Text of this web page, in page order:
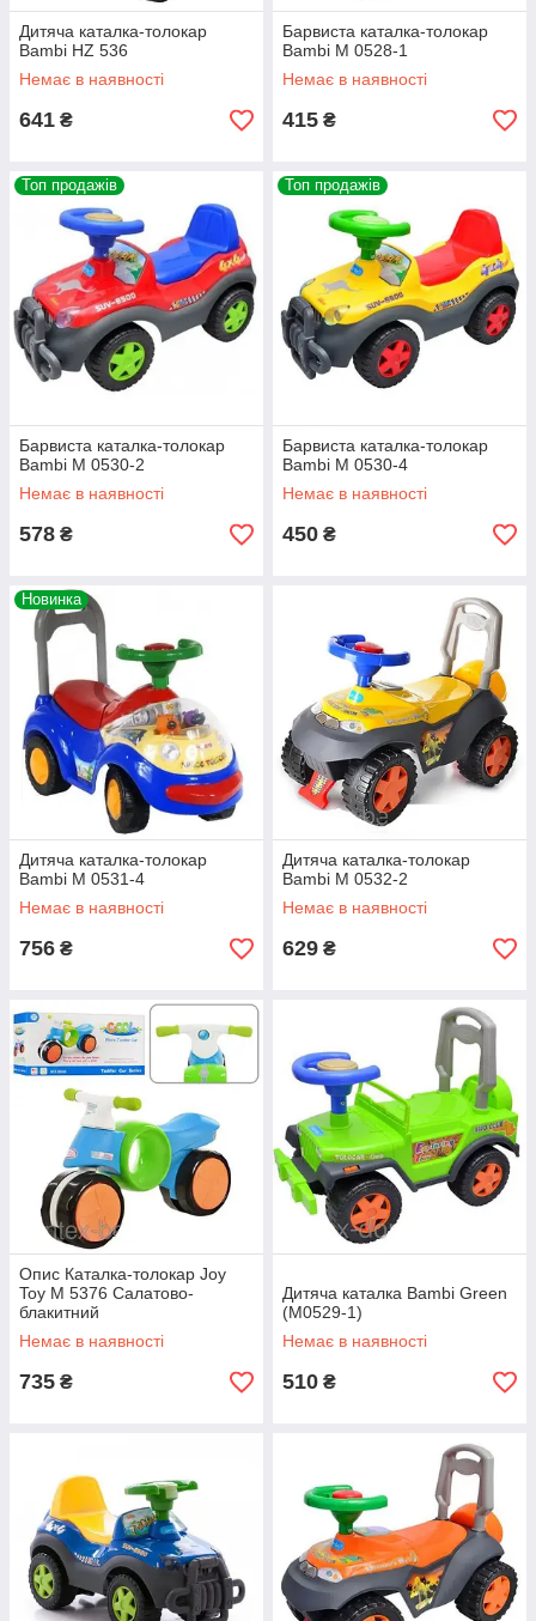
Дитяча каталка-толокар
Bambi HZ 536
Немає в наявності
641 ₴
Барвиста каталка-толокар
Bambi M 0528-1
Немає в наявності
415 ₴
Топ продажів
Барвиста каталка-толокар
Bambi M 0530-2
Немає в наявності
578 ₴
Топ продажів
Барвиста каталка-толокар
Bambi M 0530-4
Немає в наявності
450 ₴
Новинка
Дитяча каталка-толокар
Bambi M 0531-4
Немає в наявності
756 ₴
Дитяча каталка-толокар
Bambi M 0532-2
Немає в наявності
629 ₴
Опис Каталка-толокар Joy
Toy M 5376 Салатово-
блакитний
Немає в наявності
735 ₴
Дитяча каталка Bambi Green
(M0529-1)
Немає в наявності
510 ₴